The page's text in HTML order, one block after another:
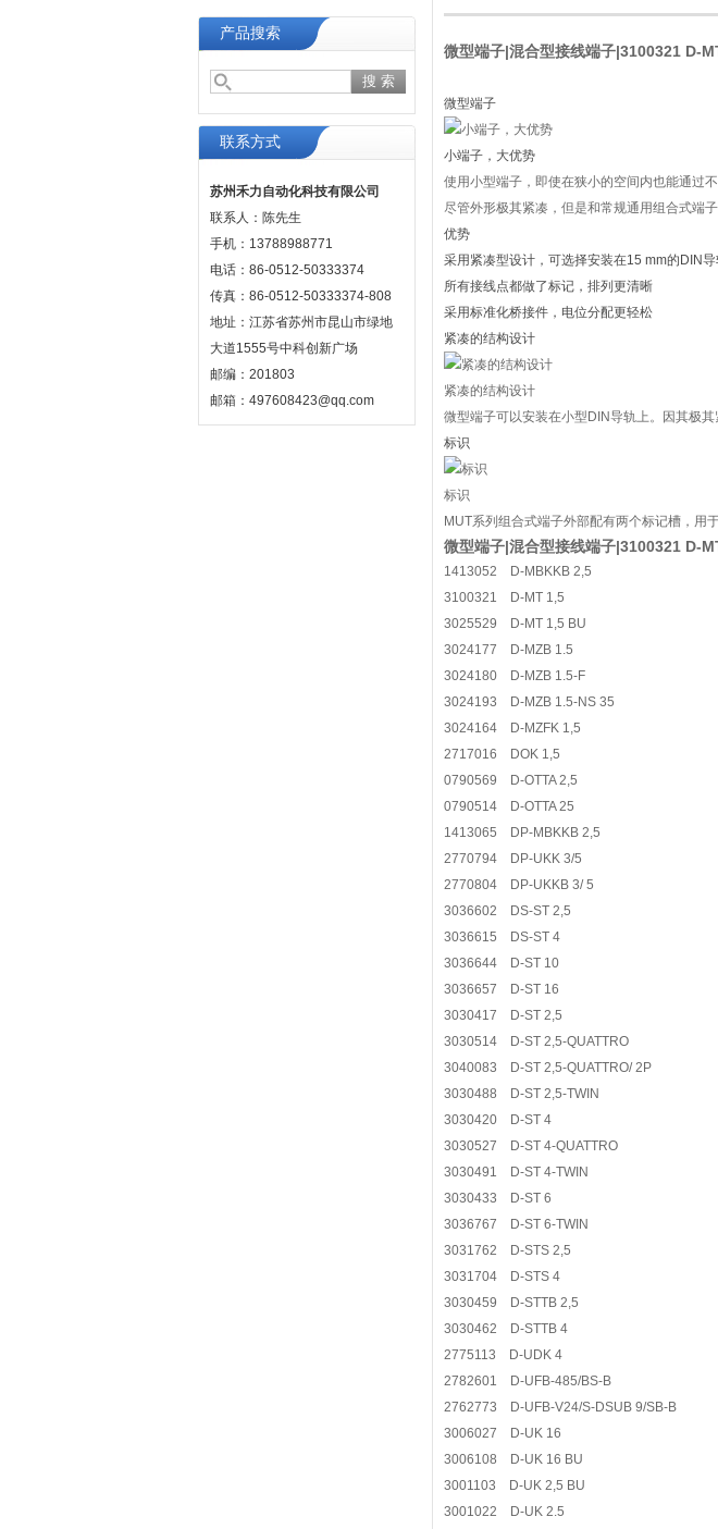
产品搜索
联系方式
苏州禾力自动化科技有限公司
联系人：陈先生
手机：13788988771
电话：86-0512-50333374
传真：86-0512-50333374-808
地址：江苏省苏州市昆山市绿地
大道1555号中科创新广场
邮编：201803
邮箱：497608423@qq.com
微型端子|混合型接线端子|3100321 D-
微型端子
小端子，大优势
使用小型端子，即使在狭小的空间内也能通过
尽管外形极其紧凑，但是和常规通用组合式端
优势
采用紧凑型设计，可选择安装在15 mm的DIN
所有接线点都做了标记，排列更清晰
采用标准化桥接件，电位分配更轻松
紧凑的结构设计
紧凑的结构设计
微型端子可以安装在小型DIN导轨上。因其极
标识
标识
MUT系列组合式端子外部配有两个标记槽，用
微型端子|混合型接线端子|3100321 D-
1413052 D-MBKKB 2,5
3100321 D-MT 1,5
3025529 D-MT 1,5 BU
3024177 D-MZB 1.5
3024180 D-MZB 1.5-F
3024193 D-MZB 1.5-NS 35
3024164 D-MZFK 1,5
2717016 DOK 1,5
0790569 D-OTTA 2,5
0790514 D-OTTA 25
1413065 DP-MBKKB 2,5
2770794 DP-UKK 3/5
2770804 DP-UKKB 3/ 5
3036602 DS-ST 2,5
3036615 DS-ST 4
3036644 D-ST 10
3036657 D-ST 16
3030417 D-ST 2,5
3030514 D-ST 2,5-QUATTRO
3040083 D-ST 2,5-QUATTRO/ 2P
3030488 D-ST 2,5-TWIN
3030420 D-ST 4
3030527 D-ST 4-QUATTRO
3030491 D-ST 4-TWIN
3030433 D-ST 6
3036767 D-ST 6-TWIN
3031762 D-STS 2,5
3031704 D-STS 4
3030459 D-STTB 2,5
3030462 D-STTB 4
2775113 D-UDK 4
2782601 D-UFB-485/BS-B
2762773 D-UFB-V24/S-DSUB 9/SB-B
3006027 D-UK 16
3006108 D-UK 16 BU
3001103 D-UK 2,5 BU
3001022 D-UK 2.5